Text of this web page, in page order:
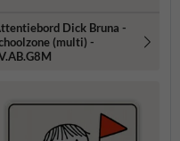
Dick Bruna -
(multi) -